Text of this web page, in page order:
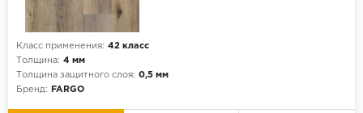
Класс применения: 42 класс
Толщина: 4 мм
Толщина защитного слоя: 0,5 мм
Бренд:
FARGO